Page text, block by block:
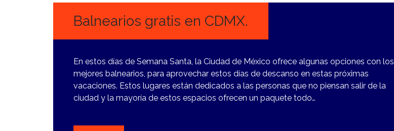
Balnearios gratis en CDMX.
En estos días de Semana Santa, la Ciudad de México ofrece algunas opciones con los
mejores balnearios, para aprovechar estos días de descanso en estas próximas
vacaciones. Estos lugares están dedicados a las personas que no piensan salir de la
ciudad y la mayoría de estos espacios ofrecen un paquete todo…